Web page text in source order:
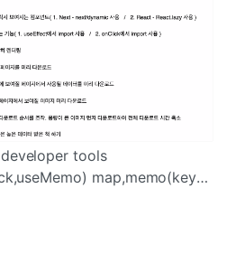
developer tools
map,memo(key-